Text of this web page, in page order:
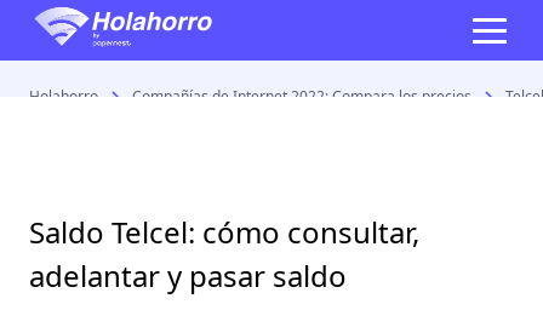
Holahorro Compañías de Internet 2022: Compara los precios
Saldo Telcel: cómo consultar,
adelantar y pasar saldo